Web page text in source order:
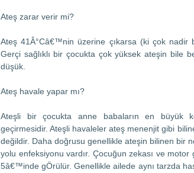
Ateş zarar verir mi?
Ateş 41Â°Câ€™nin üzerine çıkarsa (ki çok nadir
Gerçi sağlıklı bir çocukta çok yüksek ateşin bile
düşük.
Ateş havale yapar mı?
Ateşli bir çocukta anne babaların en büyük
geçirmesidir. Ateşli havaleler ateş menenjit gibi
değildir. Daha doğrusu genellikle ateşin bilinen bir
yolu enfeksiyonu vardır. Çocuğun zekası ve
5â€™inde gÖrülür. Genellikle ailede aynı tarzda